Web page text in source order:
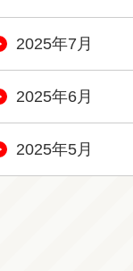
2025年7月
2025年6月
2025年5月